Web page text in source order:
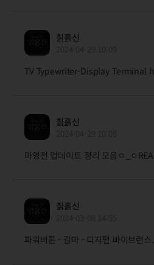
칡흙신
TV Typewriter-Display
칡흙신
마영전 업데이트 정리 모음ㅇ_
칡흙신
파워버튼 - 감마 - 디지털 바이브런